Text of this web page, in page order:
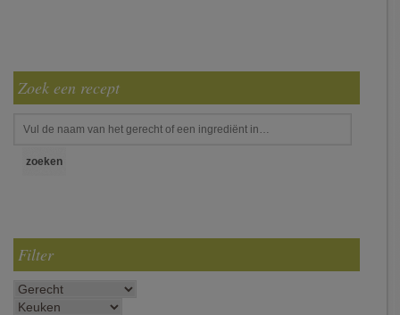
Zoek een recept
Filter